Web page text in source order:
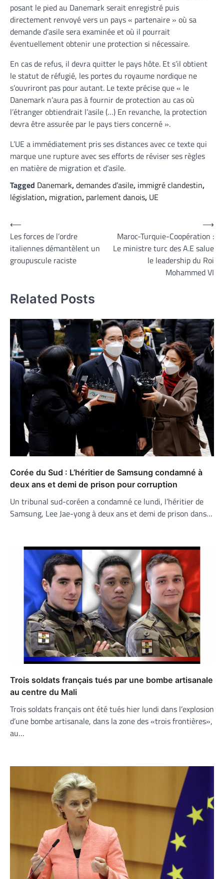
posant le pied au Danemark serait enregistré puis
directement renvoyé vers un pays « partenaire » où sa
demande d’asile sera examinée et où il pourrait
éventuellement obtenir une protection si nécessaire.
En cas de refus, il devra quitter le pays hôte. Et s’il obtient
le statut de réfugié, les portes du royaume nordique ne
s’ouvriront pas pour autant. Le texte précise que « le
Danemark n’aura pas à fournir de protection au cas où
l’étranger obtiendrait l’asile (…) En revanche, la protection
devra être assurée par le pays tiers concerné ».
L’UE a immédiatement pris ses distances avec ce texte qui
marque une rupture avec ses efforts de réviser ses règles
en matière de migration et d’asile.
Tagged Danemark,demandes d’asile, immigré clandestin,
législation, migration, parlement danois, UE
Navigation
de
l’article
⟵
Les forces de l’ordre
italiennes démantèlent un
groupuscule raciste
Maroc-Turquie-Coopération :
Le ministre turc des A.E salue
le leadership du Roi
Mohammed VI
⟶
Related Posts
Corée du Sud : L’héritier de Samsung condamné à
deux ans et demi de prison pour corruption
Un tribunal sud-coréen a condamné ce lundi, l’héritier de
Samsung, Lee Jae-yong à deux ans et demi de prison dans…
Trois soldats français tués par une bombe artisanale
au centre du Mali
Trois soldats français ont été tués hier lundi dans l’explosion
d’une bombe artisanale, dans la zone des «trois frontières»,
au…